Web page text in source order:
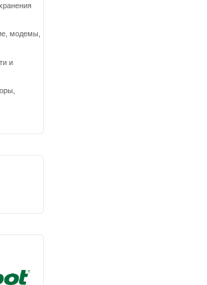
модемы,
и